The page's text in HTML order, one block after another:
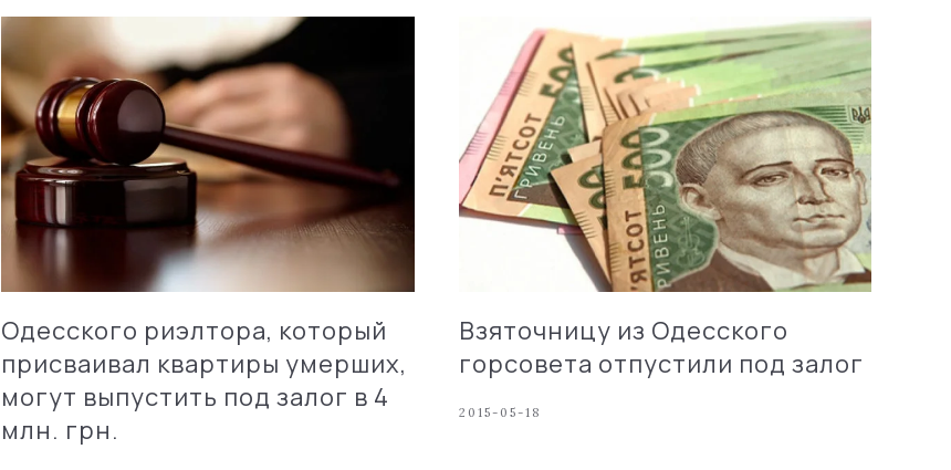
Одесского риэлтора, который
присваивал квартиры умерших,
могут выпустить под залог в 4
млн. грн.
Взяточницу из Одесского
горсовета отпустили под залог
2015-05-18